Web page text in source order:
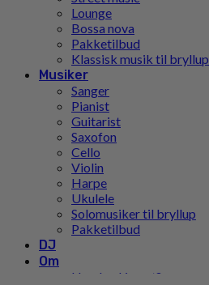
Lounge
Bossa nova
Pakketilbud
Klassisk musik til bryllup
Musiker
Sanger
Pianist
Guitarist
Saxofon
Cello
Violin
Harpe
Ukulele
Solomusiker til bryllup
Pakketilbud
DJ
Om
Hvad er Limunt?